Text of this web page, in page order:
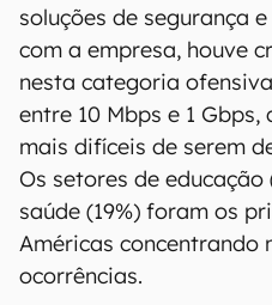
soluções de segurança
com a empresa, houve
nesta categoria
entre 10 Mbps e 1
mais difíceis de serem
Os setores de educação
saúde (19%) foram os
Américas concentrando
ocorrências.